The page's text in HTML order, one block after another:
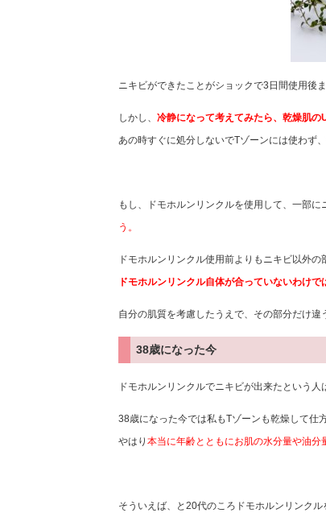
ニキビができたことがショックで3日間使用後
しかし、 冷静になって考えてみたら、乾燥肌
あの時すぐに処分しないでTゾーンには使わず
もし、ドモホルンリンクルを使用して、一部に
う。
ドモホルンリンクル使用前よりもニキビ以外
ドモホルンリンクル自体が合っていないわけで
自分の肌質を考慮したうえで、その部分だけ違
38歳になった今
ドモホルンリンクルでニキビが出来たという人
38歳になった今では私もTゾーンも乾燥して仕
やはり 本当に年齢とともにお肌の水分量や油分
そういえば、と20代のころドモホルンリンクル